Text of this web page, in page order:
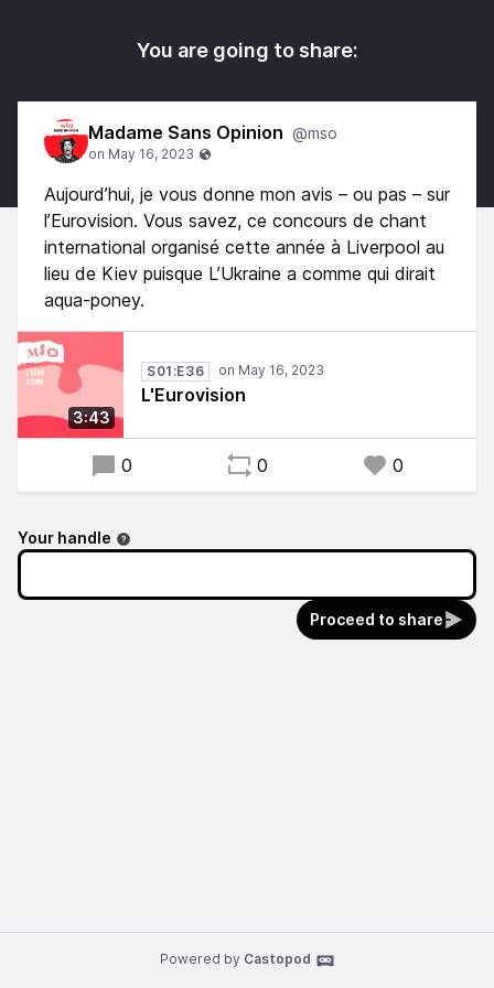
You are going to share:
Madame Sans Opinion @mso
Aujourd’hui, je vous donne mon avis – ou pas – sur
l’Eurovision. Vous savez, ce concours de chant
international organisé cette année à Liverpool au
lieu de Kiev puisque L’Ukraine a comme qui dirait
aqua-poney.
3:43
S01:E36
L'Eurovision
0 0 0
Your handle
Proceed to share
Powered by Castopod